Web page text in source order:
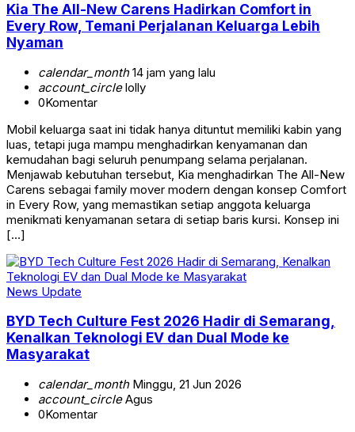
Kia The All-New Carens Hadirkan Comfort in
Every Row, Temani Perjalanan Keluarga Lebih
Nyaman
calendar_month14 jam yang lalu
account_circlelolly
0Komentar
Mobil keluarga saat ini tidak hanya dituntut memiliki kabin yang
luas, tetapi juga mampu menghadirkan kenyamanan dan
kemudahan bagi seluruh penumpang selama perjalanan.
Menjawab kebutuhan tersebut, Kia menghadirkan The All-New
Carens sebagai family mover modern dengan konsep Comfort
in Every Row, yang memastikan setiap anggota keluarga
menikmati kenyamanan setara di setiap baris kursi. Konsep ini
[…]
News Update
BYD Tech Culture Fest 2026 Hadir di Semarang,
Kenalkan Teknologi EV dan Dual Mode ke
Masyarakat
calendar_monthMinggu, 21 Jun 2026
account_circleAgus
0Komentar